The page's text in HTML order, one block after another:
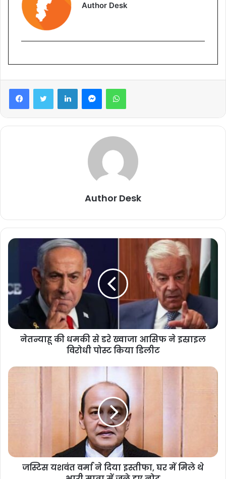
Author Desk
Author Desk
नेतन्याहू की धमकी से डरे ख्वाजा आसिफ ने इस्राइल
विरोधी पोस्ट किया डिलीट
जस्टिस यशवंत वर्मा ने दिया इस्तीफा, घर में मिले थे